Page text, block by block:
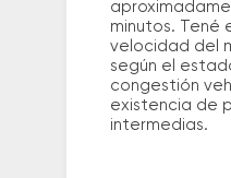
minutos. Tené
velocidad del
según el
congestión
existencia de
intermedias.